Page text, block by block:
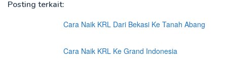
Posting terkait:
Cara Naik KRL Dari Bekasi Ke Tanah Abang
Cara Naik KRL Ke Grand Indonesia